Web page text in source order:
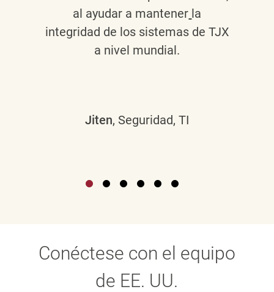
al ayudar a mantener la
integridad de los sistemas de TJX
a nivel mundial.
Jiten, Seguridad, TI
Conéctese con el equipo
de EE. UU.